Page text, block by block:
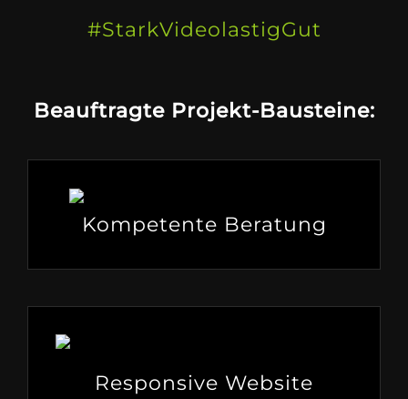
#StarkVideolastigGut
Beauftragte Projekt-Bausteine:
Kompetente Beratung
Responsive Website